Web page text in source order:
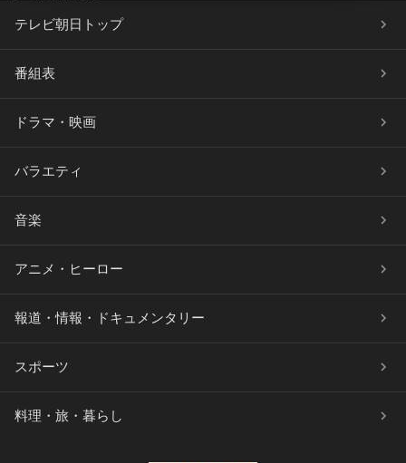
テレビ朝日トップ
番組表
ドラマ・映画
バラエティ
音楽
アニメ・ヒーロー
報道・情報・ドキュメンタリー
スポーツ
料理・旅・暮らし